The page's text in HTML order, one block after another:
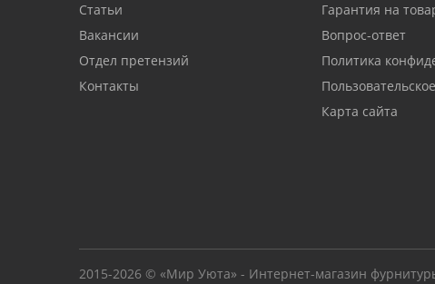
Статьи
Вакансии
Отдел претензий
Контакты
Гарантия на
Вопрос-ответ
Политика
Карта сайта
2015-2026 © «Мир Уюта» - Интернет-магазин